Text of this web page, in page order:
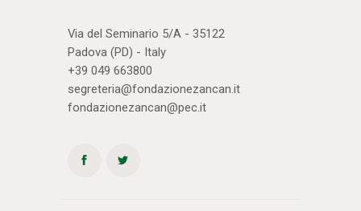
Via del Seminario 5/A - 35122
Padova (PD) - Italy
+39 049 663800
segreteria@fondazionezancan.it
fondazionezancan@pec.it